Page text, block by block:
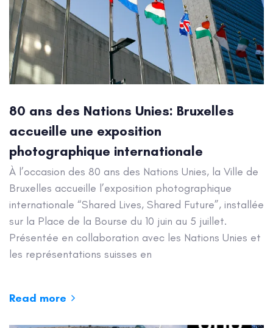
80 ans des Nations Unies: Bruxelles
accueille une exposition
photographique internationale
À l’occasion des 80 ans des Nations Unies, la Ville de
Bruxelles accueille l’exposition photographique
internationale “Shared Lives, Shared Future”, installée
sur la Place de la Bourse du 10 juin au 5 juillet.
Présentée en collaboration avec les Nations Unies et
les représentations suisses en
Read more